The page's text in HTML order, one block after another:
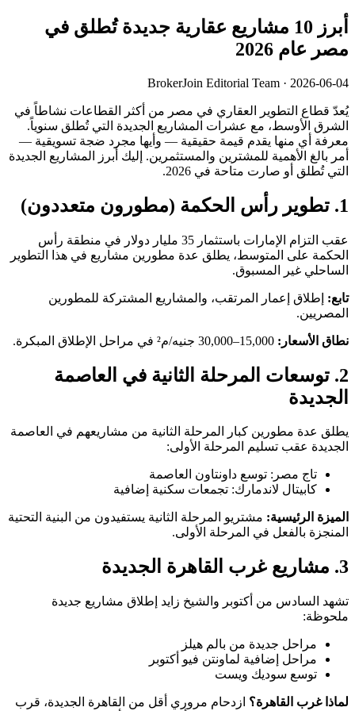
أبرز 10 مشاريع عقارية جديدة تُطلق في
مصر عام 2026
BrokerJoin Editorial Team · 2026-06-04
يُعدّ قطاع التطوير العقاري في مصر من أكثر القطاعات نشاطاً في
الشرق الأوسط، مع عشرات المشاريع الجديدة التي تُطلق سنوياً.
معرفة أي منها يقدم قيمة حقيقية — وأيها مجرد ضجة تسويقية —
أمر بالغ الأهمية للمشترين والمستثمرين. إليك أبرز المشاريع الجديدة
التي تُطلق أو صارت متاحة في 2026.
1. تطوير رأس الحكمة (مطورون متعددون)
عقب التزام الإمارات باستثمار 35 مليار دولار في منطقة رأس
الحكمة على المتوسط، يطلق عدة مطورين مشاريع في هذا التطوير
الساحلي غير المسبوق.
تابع: إطلاق إعمار المرتقب، والمشاريع المشتركة للمطورين
المصريين.
نطاق الأسعار:
2. توسعات المرحلة الثانية في العاصمة
الجديدة
يطلق عدة مطورين كبار المرحلة الثانية من مشاريعهم في العاصمة
الجديدة عقب تسليم المرحلة الأولى:
تاج مصر: توسع داونتاون العاصمة
كابيتال لاندمارك: تجمعات سكنية إضافية
الميزة الرئيسية: مشتريو المرحلة الثانية يستفيدون من البنية التحتية
المنجزة بالفعل في المرحلة الأولى.
3. مشاريع غرب القاهرة الجديدة
تشهد السادس من أكتوبر والشيخ زايد إطلاق مشاريع جديدة
ملحوظة:
مراحل جديدة من بالم هيلز
مراحل إضافية لماونتن فيو أكتوبر
توسع سوديك ويست
لماذا غرب القاهرة؟ ازدحام مروري أقل من القاهرة الجديدة، قرب